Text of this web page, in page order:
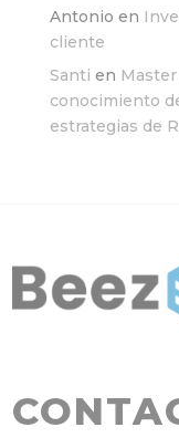
Antonio en
cliente
Santi en
conocimiento
estrategias de